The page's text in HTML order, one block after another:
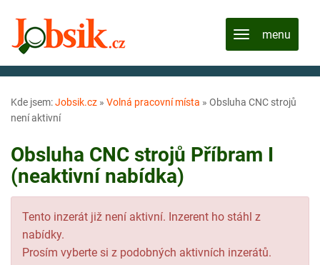
Kde jsem:Jobsik.cz » Volná pracovní místa » Obsluha CNC strojů
není aktivní
Obsluha CNC strojů Příbram I
(neaktivní nabídka)
Tento inzerát již není aktivní. Inzerent ho stáhl z
nabídky.
Prosím vyberte si z podobných aktivních inzerátů.